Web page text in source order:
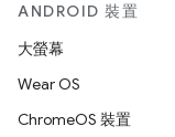
ANDROID 裝置
大螢幕
Wear OS
ChromeOS 裝置